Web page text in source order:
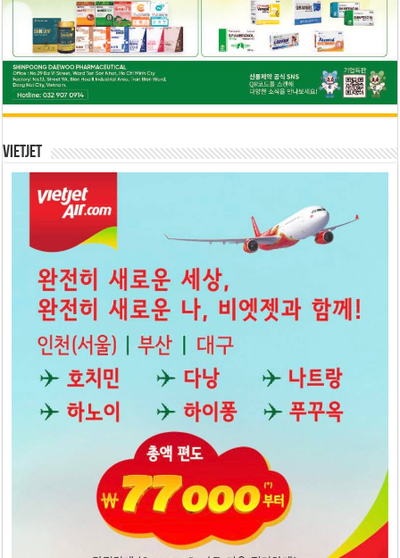
Vietjet